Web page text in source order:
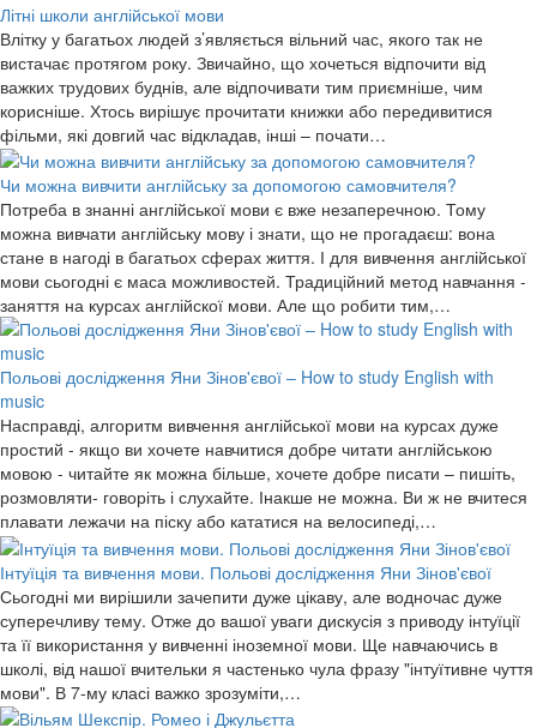
Літні школи англійської мови
Влітку у багатьох людей з’являється вільний час, якого так не
вистачає протягом року. Звичайно, що хочеться відпочити від
важких трудових буднів, але відпочивати тим приємніше, чим
корисніше. Хтось вирішує прочитати книжки або передивитися
фільми, які довгий час відкладав, інші – почати…
Чи можна вивчити англійську за допомогою самовчителя?
Потреба в знанні англійської мови є вже незаперечною. Тому
можна вивчати англійську мову і знати, що не прогадаєш: вона
стане в нагоді в багатьох сферах життя. І для вивчення англійської
мови сьогодні є маса можливостей. Традиційний метод навчання -
заняття на курсах англійскої мови. Але що робити тим,…
Польові дослідження Яни Зінов'євої – How to study English with
music
Насправді, алгоритм вивчення англійської мови на курсах дуже
простий - якщо ви хочете навчитися добре читати англійською
мовою - читайте як можна більше, хочете добре писати – пишіть,
розмовляти- говоріть і слухайте. Інакше не можна. Ви ж не вчитеся
плавати лежачи на піску або кататися на велосипеді,…
Інтуїція та вивчення мови. Польові дослідження Яни Зінов'євої
Сьогодні ми вирішили зачепити дуже цікаву, але водночас дуже
суперечливу тему. Отже до вашої уваги дискусія з приводу інтуїції
та її використання у вивченні іноземної мови. Ще навчаючись в
школі, від нашої вчительки я частенько чула фразу "інтуїтивне чуття
мови". В 7-му класі важко зрозуміти,…